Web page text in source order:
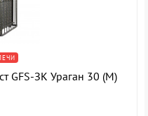
GFS-ЗК Ураган 30 (М)